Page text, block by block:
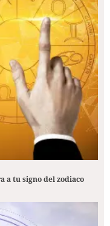
a tu signo del zodiaco